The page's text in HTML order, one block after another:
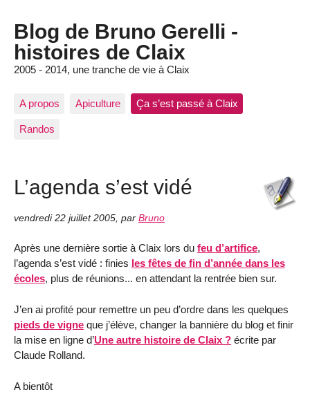
Blog de Bruno Gerelli -
histoires de Claix
2005 - 2014, une tranche de vie à Claix
A propos Apiculture Ça s’est passé à Claix
Randos
L’agenda s’est vidé
vendredi 22 juillet 2005 par Bruno
Après une dernière sortie à Claix lors du feu d’artifice,
l’agenda s’est vidé : finies les fêtes de fin d’année dans les
écoles, plus de réunions... en attendant la rentrée bien sur.
J’en ai profité pour remettre un peu d’ordre dans les quelques
pieds de vigne que j’élève, changer la bannière du blog et finir
la mise en ligne d’Une autre histoire de Claix ? écrite par
Claude Rolland.
A bientôt